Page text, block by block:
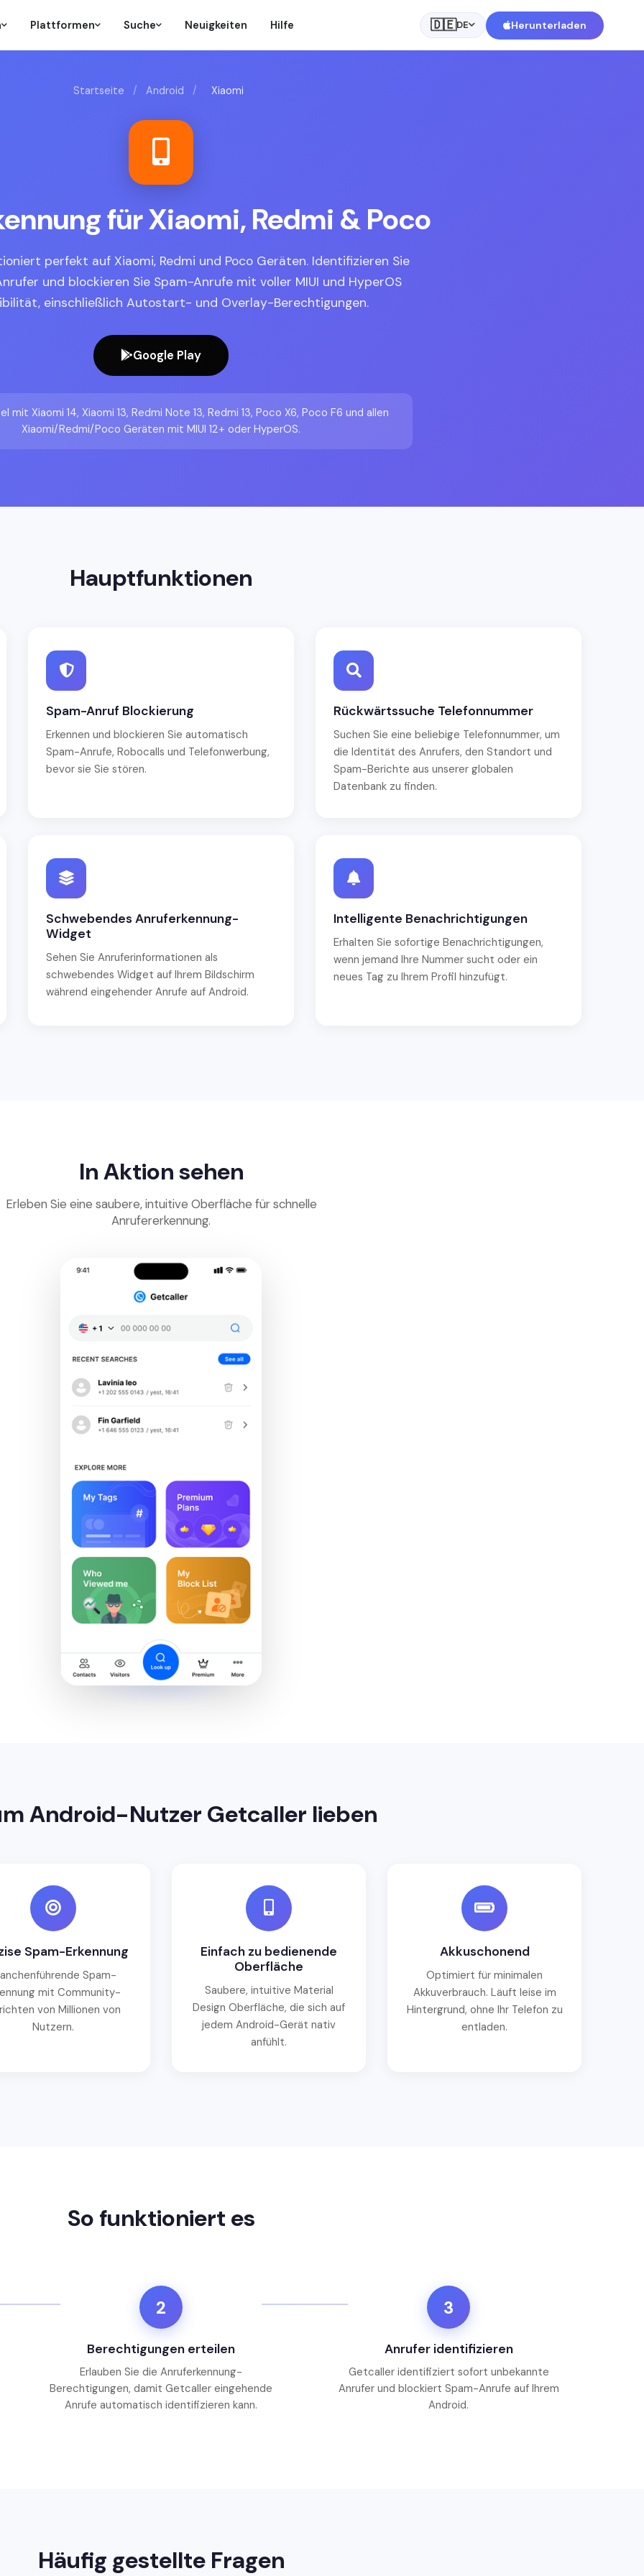
Plattformen Suche Neuigkeiten Hilfe 🇩🇪DE Herunterladen
Startseite / Android / Xiaomi
für Xiaomi, Redmi & Poco
perfekt auf Xiaomi, Redmi und Poco Geräten. Identifizieren Sie
und blockieren Sie Spam-Anrufe mit voller MIUI und HyperOS
einschließlich Autostart- und Overlay-Berechtigungen.
Google Play
mit Xiaomi 14, Xiaomi 13, Redmi Note 13, Redmi 13, Poco X6, Poco F6 und allen
Xiaomi/Redmi/Poco Geräten mit MIUI 12+ oder HyperOS.
Hauptfunktionen
Spam-Anruf Blockierung
Erkennen und blockieren Sie automatisch
Spam-Anrufe, Robocalls und Telefonwerbung,
bevor sie Sie stören.
Rückwärtssuche Telefonnummer
Suchen Sie eine beliebige Telefonnummer, um
die Identität des Anrufers, den Standort und
Spam-Berichte aus unserer globalen
Datenbank zu finden.
Schwebendes Anruferkennung-
Widget
Sehen Sie Anruferinformationen als
schwebendes Widget auf Ihrem Bildschirm
während eingehender Anrufe auf Android.
Intelligente Benachrichtigungen
Erhalten Sie sofortige Benachrichtigungen,
wenn jemand Ihre Nummer sucht oder ein
neues Tag zu Ihrem Profil hinzufügt.
In Aktion sehen
Erleben Sie eine saubere, intuitive Oberfläche für schnelle
Anrufererkennung.
Android-Nutzer Getcaller lieben
Spam-Erkennung
Spam-
mit Community-
von Millionen von
Nutzern.
Einfach zu bedienende
Oberfläche
Saubere, intuitive Material
Design Oberfläche, die sich auf
jedem Android-Gerät nativ
anfühlt.
Akkuschonend
Optimiert für minimalen
Akkuverbrauch. Läuft leise im
Hintergrund, ohne Ihr Telefon zu
entladen.
So funktioniert es
2
Berechtigungen erteilen
Erlauben Sie die Anruferkennung-
Berechtigungen, damit Getcaller eingehende
Anrufe automatisch identifizieren kann.
3
Anrufer identifizieren
Getcaller identifiziert sofort unbekannte
Anrufer und blockiert Spam-Anrufe auf Ihrem
Android.
Häufig gestellte Fragen